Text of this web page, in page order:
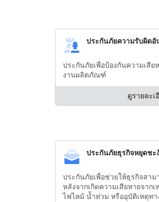
ประกันภัยความรับผิด
ประกันภัยเพื่อป้องกันความเสีย
งานผลิตภัณฑ์
ดูรายละเ
ประกันภัยธุรกิจหยุดชะ
ประกันภัยเพื่อช่วยให้ธุรกิจสาม
หลังจากเกิดความเสียหายจาก
ไฟไหม้ น้ำท่วม หรืออุบัติเหตุท